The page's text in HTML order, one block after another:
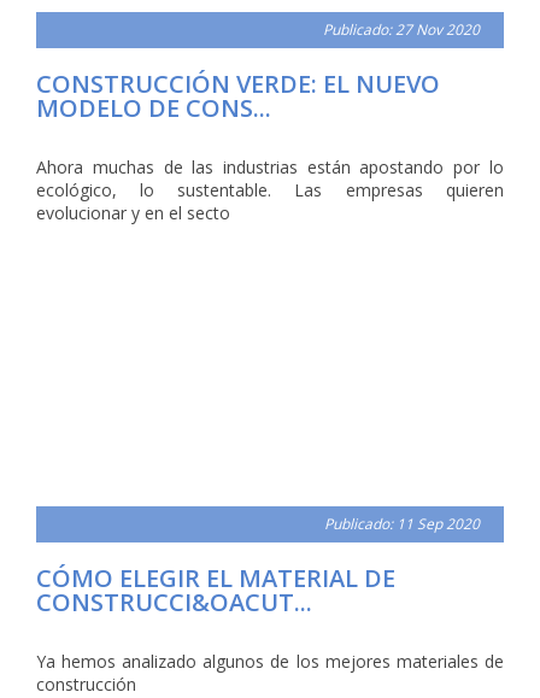
Publicado: 27 Nov 2020
CONSTRUCCIÓN VERDE: EL NUEVO
MODELO DE CONS...
Ahora muchas de las industrias están apostando por lo
ecológico, lo sustentable. Las empresas quieren
evolucionar y en el secto
Publicado: 11 Sep 2020
CÓMO ELEGIR EL MATERIAL DE
CONSTRUCCI&OACUT...
Ya hemos analizado algunos de los mejores materiales de
construcción